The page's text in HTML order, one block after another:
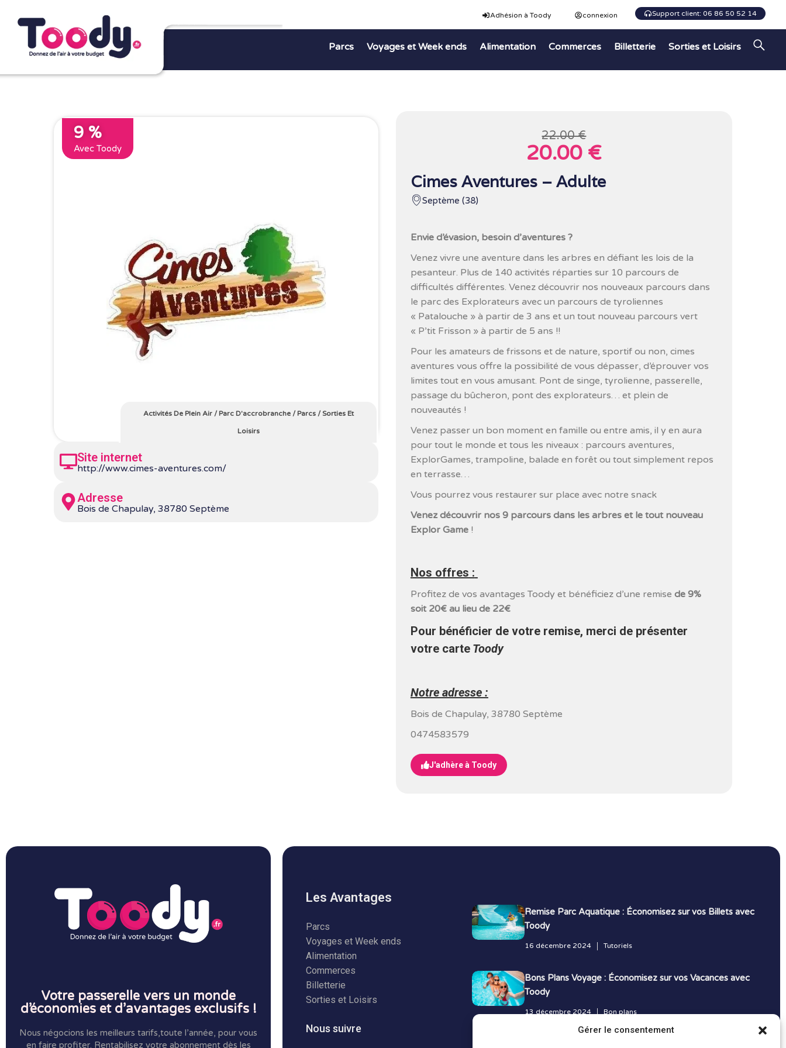
Gérer le consentement
Adhésion à Toody connexion Support client: 06 86 50 52 14
Parcs Voyages et Week ends Alimentation Commerces Billetterie Sorties et Loisirs
9 %
Avec Toody
Activités De Plein Air/Parc D'accrobranche/Parcs/Sorties Et
Loisirs
Site internet
http://www.cimes-aventures.com/
Adresse
Bois de Chapulay, 38780 Septème
22.00 €
20.00 €
Cimes Aventures – Adulte
Septème (38)
Envie d’évasion, besoin d’aventures ?
Venez vivre une aventure dans les arbres en défiant les lois de la
pesanteur. Plus de 140 activités réparties sur 10 parcours de
difficultés différentes. Venez découvrir nos nouveaux parcours dans
le parc des Explorateurs avec un parcours de tyroliennes
« Patalouche » à partir de 3 ans et un tout nouveau parcours vert
« P’tit Frisson » à partir de 5 ans !!
Pour les amateurs de frissons et de nature, sportif ou non, cimes
aventures vous offre la possibilité de vous dépasser, d’éprouver vos
limites tout en vous amusant. Pont de singe, tyrolienne, passerelle,
passage du bûcheron, pont des explorateurs… et plein de
nouveautés !
Venez passer un bon moment en famille ou entre amis, il y en aura
pour tout le monde et tous les niveaux : parcours aventures,
ExplorGames, trampoline, balade en forêt ou tout simplement repos
en terrasse…
Vous pourrez vous restaurer sur place avec notre snack
Venez découvrir nos 9 parcours dans les arbres et le tout nouveau
Explor Game!
Nos offres :
Profitez de vos avantages Toody et bénéficiez d’une remise de 9%
soit 20€ au lieu de 22€
Pour bénéficier de votre remise, merci de présenter
votre carteToody
Notre adresse :
Bois de Chapulay, 38780 Septème
0474583579
J'adhère à Toody
Votre passerelle vers un monde
d’économies et d’avantages exclusifs !
Nous négocions les meilleurs tarifs,toute l’année, pour vous
en faire profiter. Rentabilisez votre abonnement dès les
Les Avantages
Parcs
Voyages et Week ends
Alimentation
Commerces
Billetterie
Sorties et Loisirs
Nous suivre
Remise Parc Aquatique : Économisez sur vos Billets avec
Toody
16 décembre 2024 Tutoriels
Bons Plans Voyage : Économisez sur vos Vacances avec
Toody
13 décembre 2024 Bon plans